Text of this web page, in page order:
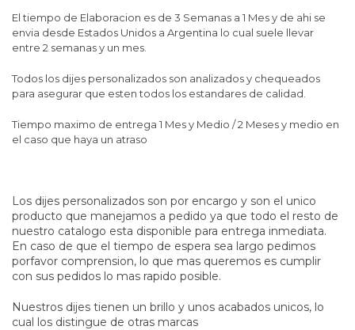
El tiempo de Elaboracion es de 3 Semanas a 1 Mes y de ahi se
envia desde Estados Unidos a Argentina lo cual suele llevar
entre 2 semanas y un mes.
Todos los dijes personalizados son analizados y chequeados
para asegurar que esten todos los estandares de calidad.
Tiempo maximo de entrega 1 Mes y Medio / 2 Meses y medio en
el caso que haya un atraso
Los dijes personalizados son por encargo y son el unico
producto que manejamos a pedido ya que todo el resto de
nuestro catalogo esta disponible para entrega inmediata.
En caso de que el tiempo de espera sea largo pedimos
porfavor comprension, lo que mas queremos es cumplir
con sus pedidos lo mas rapido posible.
Nuestros dijes tienen un brillo y unos acabados unicos, lo
cual los distingue de otras marcas